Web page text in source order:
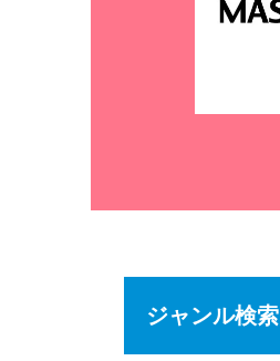
ジャンル検索